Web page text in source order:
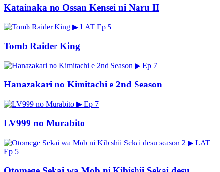
Katainaka no Ossan Kensei ni Naru II
▶ LAT Ep 5
Tomb Raider King
▶ Ep 7
Hanazakari no Kimitachi e 2nd Season
▶ Ep 7
LV999 no Murabito
▶ LAT
Ep 5